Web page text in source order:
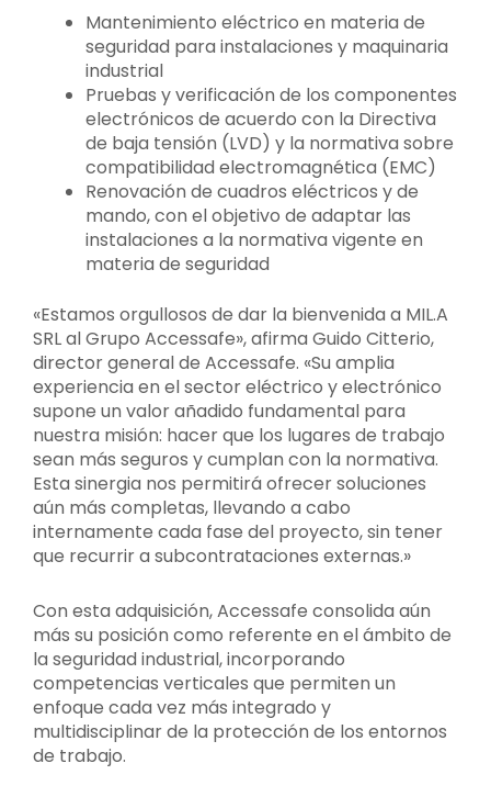
Mantenimiento eléctrico en materia de
seguridad para instalaciones y maquinaria
industrial
Pruebas y verificación de los componentes
electrónicos de acuerdo con la Directiva
de baja tensión (LVD) y la normativa sobre
compatibilidad electromagnética (EMC)
Renovación de cuadros eléctricos y de
mando, con el objetivo de adaptar las
instalaciones a la normativa vigente en
materia de seguridad
«Estamos orgullosos de dar la bienvenida a MIL.A
SRL al Grupo Accessafe», afirma Guido Citterio,
director general de Accessafe. «Su amplia
experiencia en el sector eléctrico y electrónico
supone un valor añadido fundamental para
nuestra misión: hacer que los lugares de trabajo
sean más seguros y cumplan con la normativa.
Esta sinergia nos permitirá ofrecer soluciones
aún más completas, llevando a cabo
internamente cada fase del proyecto, sin tener
que recurrir a subcontrataciones externas.»
Con esta adquisición, Accessafe consolida aún
más su posición como referente en el ámbito de
la seguridad industrial, incorporando
competencias verticales que permiten un
enfoque cada vez más integrado y
multidisciplinar de la protección de los entornos
de trabajo.